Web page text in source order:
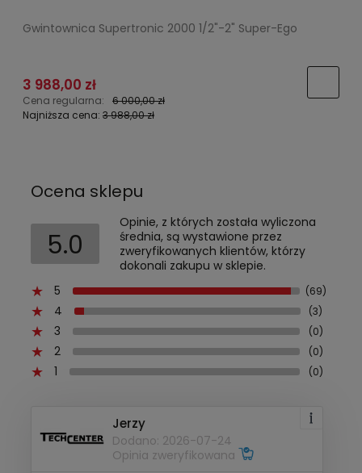
Gwintownica Supertronic 2000 1/2"-2" Super-Ego
3 988,00 zł
Cena regularna:
6 000,00 zł
Najniższa cena: 3 988,00 zł
Ocena sklepu
5.0
Opinie, z których została wyliczona
średnia, są wystawione przez
zweryfikowanych klientów, którzy
dokonali zakupu w sklepie.
5
(69)
4 (3)
3 (0)
2 (0)
1 (0)
Jerzy
Dodano: 2026-07-24
Opinia zweryfikowana